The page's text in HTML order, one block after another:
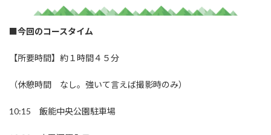
■今回のコースタイム
【所要時間】約１時間４５分
（休憩時間 なし。強いて言えば撮影時のみ）
10:15 飯能中央公園駐車場